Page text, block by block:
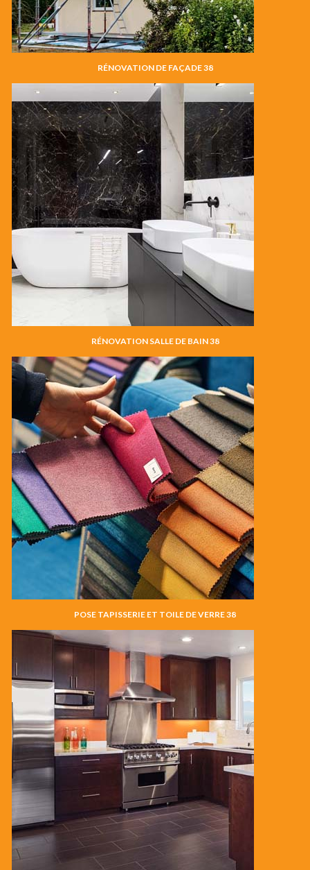
RÉNOVATION DE FAÇADE 38
RÉNOVATION SALLE DE BAIN 38
POSE TAPISSERIE ET TOILE DE VERRE 38